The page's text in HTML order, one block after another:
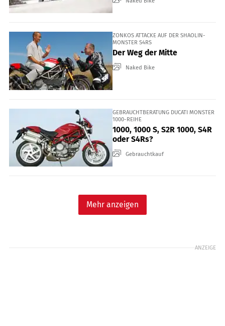
ZONKOS ATTACKE AUF DER SHAOLIN-
MONSTER S4RS
Der Weg der Mitte
Naked Bike
GEBRAUCHTBERATUNG DUCATI MONSTER
1000-REIHE
1000, 1000 S, S2R 1000, S4R
oder S4Rs?
Gebrauchtkauf
Mehr anzeigen
ANZEIGE